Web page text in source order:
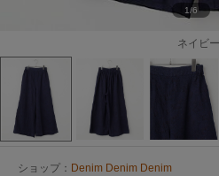
ネイビー
1/6
ショップ： Denim Denim Denim